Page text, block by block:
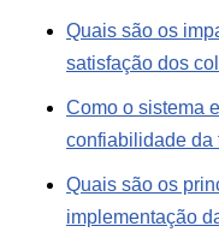
Quais são os
satisfação dos
Como o sistema
confiabilidade da
Quais são os
implementação